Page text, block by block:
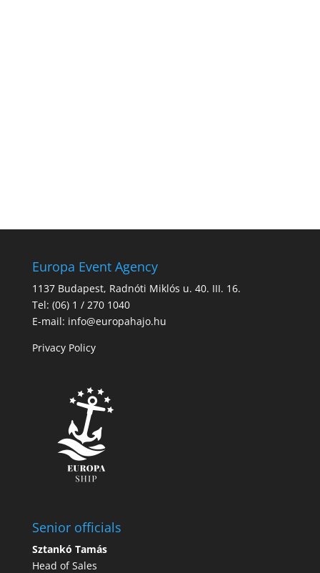
Europa Event Agency
1137 Budapest, Radnóti Miklós u. 40. III. 16.
Tel: (06) 1 / 270 1040
E-mail: info@europahajo.hu
Privacy Policy
Senior officials
Sztankó Tamás
Head of Sales